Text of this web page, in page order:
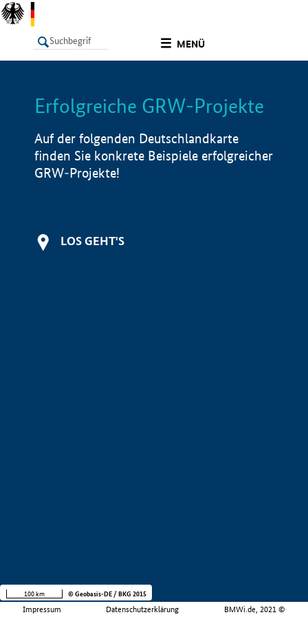
MENÜ
LISTE Info
Erfolgreiche GRW-Projekte
Auf der folgenden Deutschlandkarte
finden Sie konkrete Beispiele erfolgreicher
GRW-Projekte!
LOS GEHT'S
Impressum Datenschutzerklärung BMWi.de, 2021 ©
100 km © Geobasis-DE / BKG 2015